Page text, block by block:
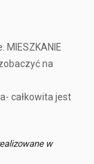
MIESZKANIE
na
całkowita jest
w